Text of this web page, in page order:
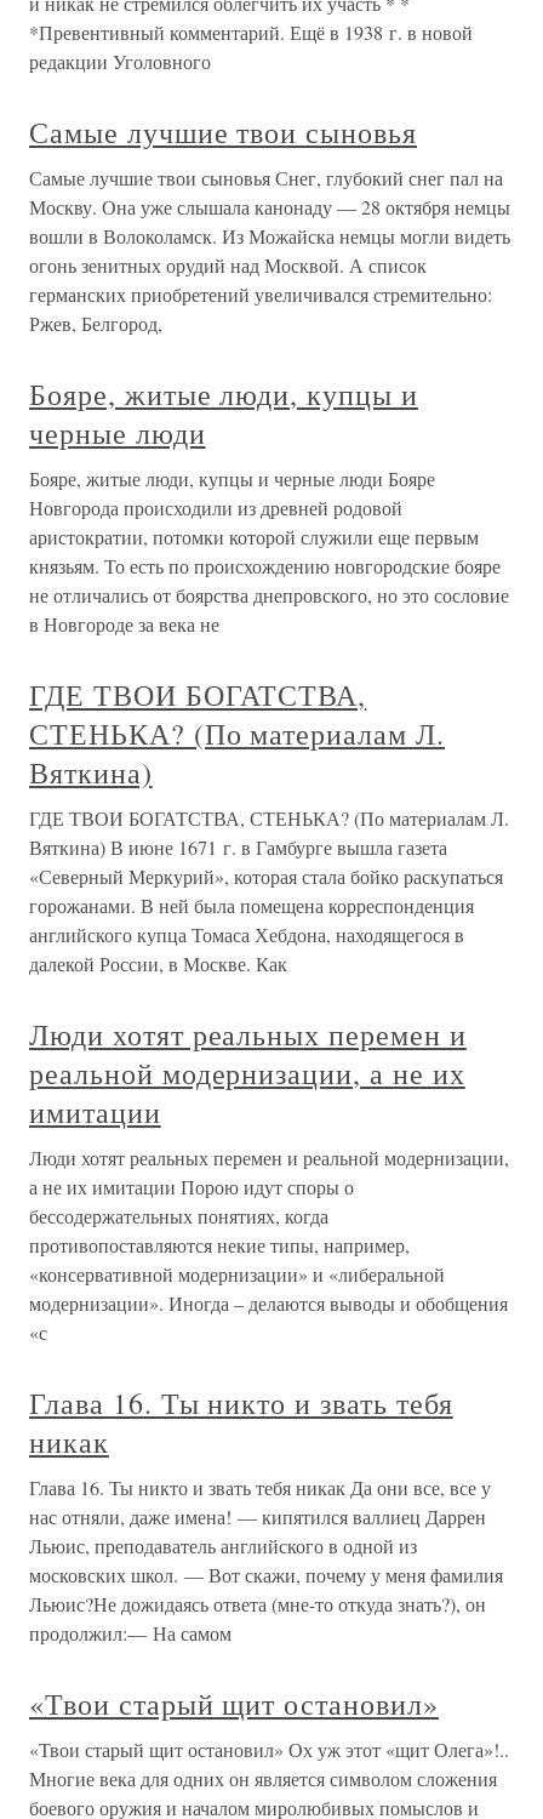
*Превентивный комментарий. Ещё в 1938 г. в новой
редакции Уголовного
Самые лучшие твои сыновья
Самые лучшие твои сыновья Снег, глубокий снег пал на
Москву. Она уже слышала канонаду — 28 октября немцы
вошли в Волоколамск. Из Можайска немцы могли видеть
огонь зенитных орудий над Москвой. А список
германских приобретений увеличивался стремительно:
Ржев, Белгород,
Бояре, житые люди, купцы и
черные люди
Бояре, житые люди, купцы и черные люди Бояре
Новгорода происходили из древней родовой
аристократии, потомки которой служили еще первым
князьям. То есть по происхождению новгородские бояре
не отличались от боярства днепровского, но это сословие
в Новгороде за века не
ГДЕ ТВОИ БОГАТСТВА,
СТЕНЬКА? (По материалам Л.
Вяткина)
ГДЕ ТВОИ БОГАТСТВА, СТЕНЬКА? (По материалам Л.
Вяткина) В июне 1671 г. в Гамбурге вышла газета
«Северный Меркурий», которая стала бойко раскупаться
горожанами. В ней была помещена корреспонденция
английского купца Томаса Хебдона, находящегося в
далекой России, в Москве. Как
Люди хотят реальных перемен и
реальной модернизации, а не их
имитации
Люди хотят реальных перемен и реальной модернизации,
а не их имитации Порою идут споры о
бессодержательных понятиях, когда
противопоставляются некие типы, например,
«консервативной модернизации» и «либеральной
модернизации». Иногда – делаются выводы и обобщения
«с
Глава 16. Ты никто и звать тебя
никак
Глава 16. Ты никто и звать тебя никак Да они все, все у
нас отняли, даже имена! — кипятился валлиец Даррен
Льюис, преподаватель английского в одной из
московских школ. — Вот скажи, почему у меня фамилия
Льюис?Не дожидаясь ответа (мне-то откуда знать?), он
продолжил:— На самом
«Твои старый щит остановил»
«Твои старый щит остановил» Ох уж этот «щит Олега»!..
Многие века для одних он является символом сложения
боевого оружия и началом миролюбивых помыслов и